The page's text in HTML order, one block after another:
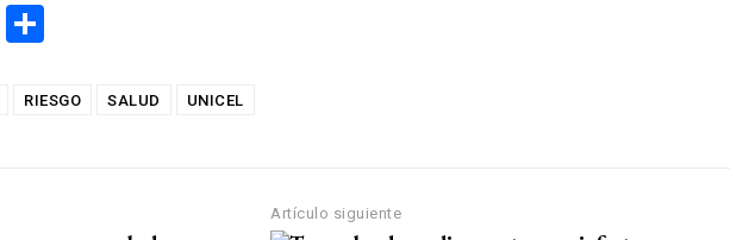
E
m
RIESGO SALUD UNICEL
Artículo siguiente